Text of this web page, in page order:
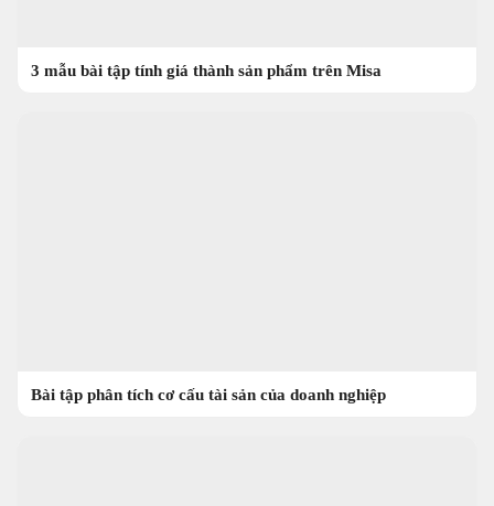
3 mẫu bài tập tính giá thành sản phẩm trên Misa
Bài tập phân tích cơ cấu tài sản của doanh nghiệp